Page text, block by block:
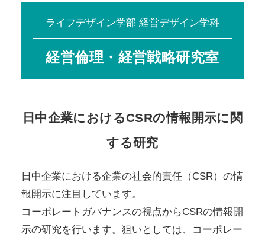
ライフデザイン学部 経営デザイン学科
経営倫理・経営戦略研究室
日中企業におけるCSRの情報開示に関
する研究
日中企業における企業の社会的責任（CSR）の情
報開示に注目しています。
コーポレートガバナンスの視点からCSRの情報開
示の研究を行います。狙いとしては、コーポレー